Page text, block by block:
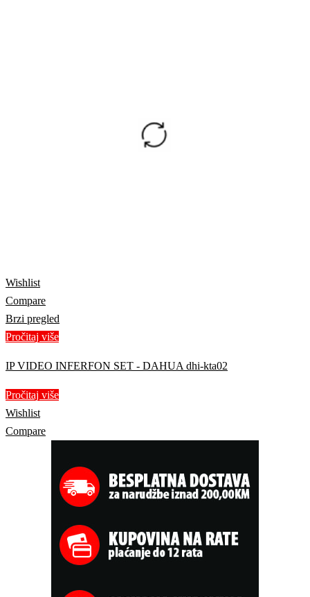
Wishlist
Compare
Brzi pregled
Pročitaj više
IP VIDEO INFERFON SET - DAHUA dhi-kta02
Pročitaj više
Wishlist
Compare